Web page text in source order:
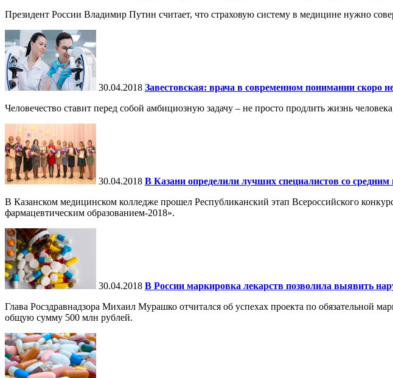
Президент России Владимир Путин считает, что страховую систему в медицине нужно
30.04.2018 Завестовская: врача в современном понимании скоро
Человечество ставит перед собой амбициозную задачу ‒ не просто продлить жизнь
30.04.2018 В Казани определили лучших специалистов со
В Казанском медицинском колледже прошел Республиканский этап Всероссийского
фармацевтическим образованием-2018».
30.04.2018 В России маркировка лекарств позволила выявить
Глава Росздравнадзора Михаил Мурашко отчитался об успехах проекта по обязательной
общую сумму 500 млн рублей.